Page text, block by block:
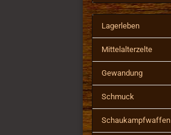
Lagerleben
Mittelalterzelte
Gewandung
Schmuck
Schaukampfwaffen